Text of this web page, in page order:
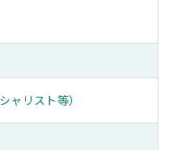
ャリスト等）